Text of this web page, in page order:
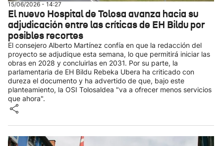
15/06/2026 - 14:27
El nuevo Hospital de Tolosa avanza hacia su
adjudicación entre las críticas de EH Bildu por
posibles recortes
El consejero Alberto Martínez confía en que la redacción del
proyecto se adjudique esta semana, lo que permitirá iniciar las
obras en 2028 y concluirlas en 2031. Por su parte, la
parlamentaria de EH Bildu Rebeka Ubera ha criticado con
dureza el documento y ha advertido de que, bajo este
planteamiento, la OSI Tolosaldea "va a ofrecer menos servicios
que ahora".